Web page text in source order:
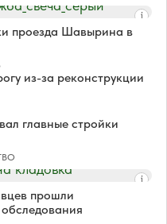
проезда Шавырина в
из-за реконструкции
главные стройки
прошли